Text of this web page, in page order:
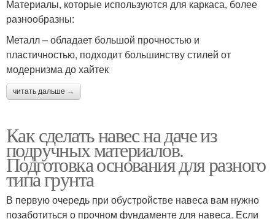
Материалы, которые используются для каркаса, более
разнообразны:
Металл – обладает большой прочностью и
пластичностью, подходит большинству стилей от
модернизма до хайтек
читать дальше →
Как сделать навес на даче из
подручных материалов.
Подготовка основания для разного
типа грунта
В первую очередь при обустройстве навеса вам нужно
позаботиться о прочном фундаменте для навеса. Если